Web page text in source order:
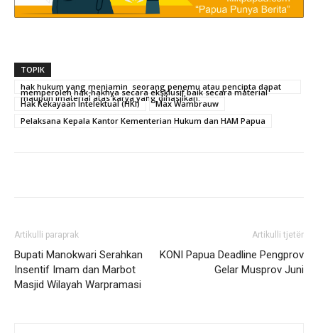
TOPIK
hak hukum yang menjamin seorang penemu atau pencipta dapat
memperoleh hak-haknya secara eksklusif baik secara material
maupun imaterial atas karya yang dihasilkan.
Hak Kekayaan Intelektual (HKI)
Max Wambrauw
Pelaksana Kepala Kantor Kementerian Hukum dan HAM Papua
Artikulli paraprak
Bupati Manokwari Serahkan
Insentif Imam dan Marbot
Masjid Wilayah Warpramasi
Artikulli tjetër
KONI Papua Deadline Pengprov
Gelar Musprov Juni